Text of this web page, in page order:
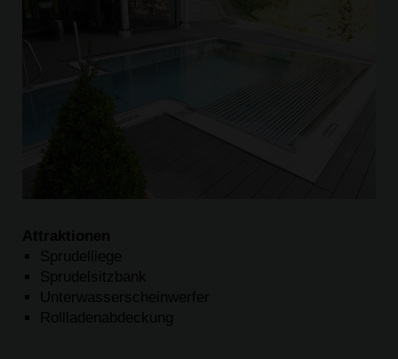
Attraktionen
Sprudelliege
Sprudelsitzbank
Unterwasserscheinwerfer
Rollladenabdeckung